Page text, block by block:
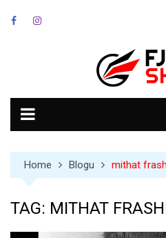
Home Blogu mithat
TAG: MITHAT